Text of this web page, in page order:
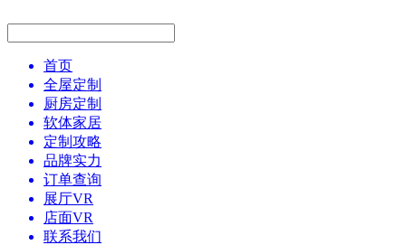
首页
全屋定制
厨房定制
软体家居
定制攻略
品牌实力
订单查询
展厅VR
店面VR
联系我们